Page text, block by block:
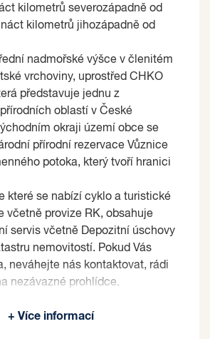
kilometrů severozápadně od
kilometrů jihozápadně od
nadmořské výšce v členitém
vrchoviny, uprostřed CHKO
představuje jednu z
oblastí v České
okraji území obce se
přírodní rezervace Vůznice
potoka, který tvoří hranici
které se nabízí cyklo a turistické
včetně provize RK, obsahuje
servis včetně Depozitní úschovy
nemovitostí. Pokud Vás
neváhejte nás kontaktovat, rádi
nezávazné prohlídce.
kritérií.
+ Více informací